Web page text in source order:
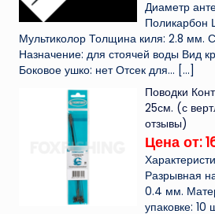
Диаметр
Поликарбон
Мультиколор Толщина киля: 2.8 мм.
Назначение: для стоячей воды Вид
Боковое ушко: нет Отсек для... […]
Поводки
25см. (с
отзывы)
Цена от:
Разрывная
0.4 мм.
упаковке: 10